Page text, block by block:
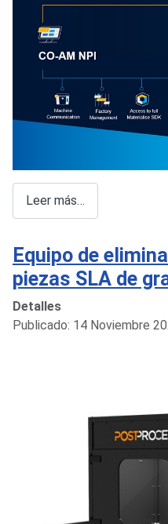
Leer más…
Equipo de
piezas SLA de
Detalles
Publicado: 14 Noviembre